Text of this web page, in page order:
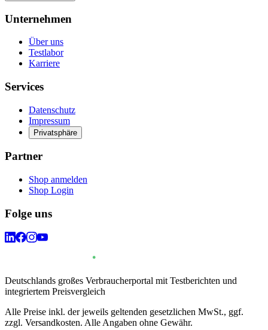
Unternehmen
Über uns
Testlabor
Karriere
Services
Datenschutz
Impressum
Privatsphäre
Partner
Shop anmelden
Shop Login
Folge uns
Deutschlands großes Verbraucherportal mit Testberichten und
integriertem Preisvergleich
Alle Preise inkl. der jeweils geltenden gesetzlichen MwSt., ggf.
zzgl. Versandkosten. Alle Angaben ohne Gewähr.